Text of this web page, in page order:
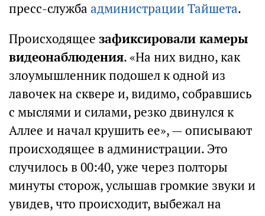
пресс-служба администрации Тайшета.
Происходящее зафиксировали камеры
видеонаблюдения. «На них видно, как
злоумышленник подошел к одной из
лавочек на сквере и, видимо, собравшись
с мыслями и силами, резко двинулся к
Аллее и начал крушить ее», — описывают
происходящее в администрации. Это
случилось в 00:40, уже через полторы
минуты сторож, услышав громкие звуки и
увидев, что происходит, выбежал на